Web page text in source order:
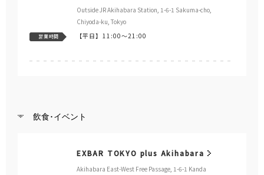
Outside JR Akihabara Station, 1-6-1 Sakuma-cho,
Chiyoda-ku, Tokyo
営業時間 【平日】 11:00～21:00
飲食･イベント
EXBAR TOKYO plus Akihabara
Akihabara East-West Free Passage, 1-6-1 Kanda